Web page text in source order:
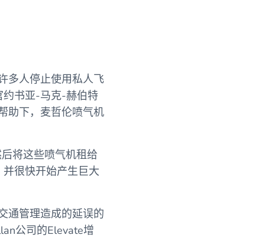
多人停止使用私人飞
约书亚-马克-赫伯特
助下，麦哲伦喷气机
将这些喷气机租给
很快开始产生巨大
通管理造成的延误的
公司的Elevate增